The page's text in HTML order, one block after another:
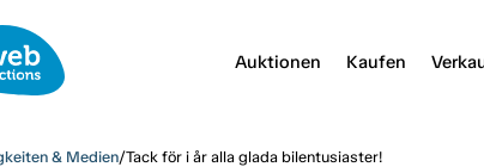
Auktionen Kaufen
& Medien/Tack för i år alla glada bilentusiaster!